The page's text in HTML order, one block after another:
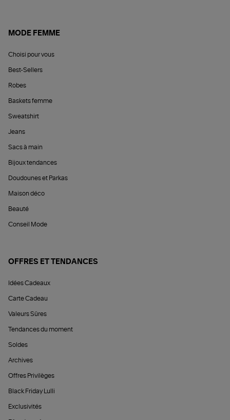
MODE FEMME
Choisi pour vous
Best-Sellers
Robes
Baskets femme
Sweatshirt
Jeans
Sacs à main
Bijoux tendances
Doudounes et Parkas
Maison déco
Beauté
Conseil Mode
OFFRES ET TENDANCES
Idées Cadeaux
Carte Cadeau
Valeurs Sûres
Tendances du moment
Soldes
Archives
Offres Privilèges
Black Friday Lulli
Exclusivités